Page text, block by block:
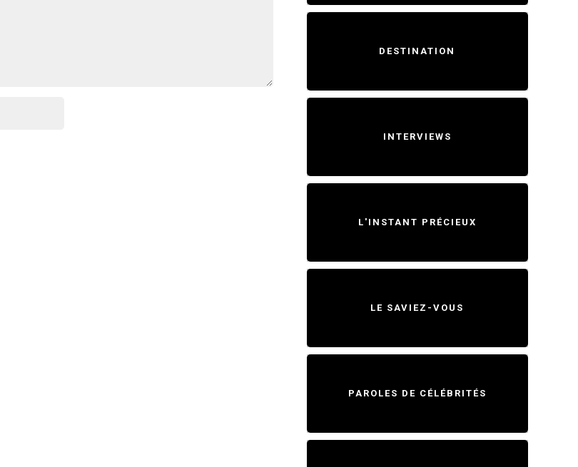
DESTINATION
INTERVIEWS
L'INSTANT PRÉCIEUX
LE SAVIEZ-VOUS
PAROLES DE CÉLÉBRITÉS